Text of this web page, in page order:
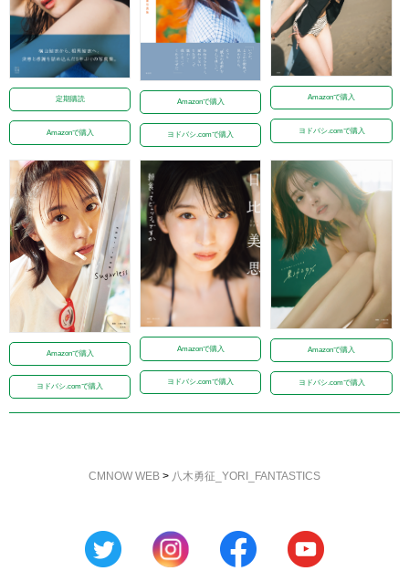
定期購読
Amazonで購入
Amazonで購入
ヨドバシ.comで購入
Amazonで購入
ヨドバシ.comで購入
Amazonで購入
ヨドバシ.comで購入
Amazonで購入
ヨドバシ.comで購入
Amazonで購入
ヨドバシ.comで購入
CMNOW WEB > 八木勇征_YORI_FANTASTICS